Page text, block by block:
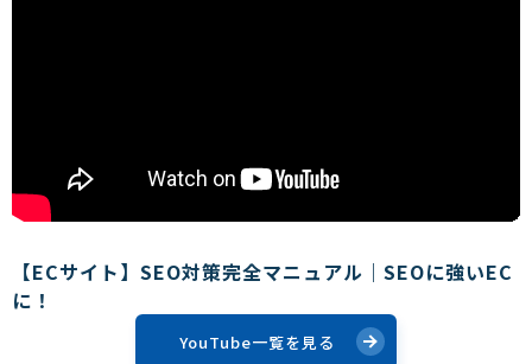
【ECサイト】SEO対策完全マニュアル｜SEOに強いEC
に！
YouTube一覧を見る